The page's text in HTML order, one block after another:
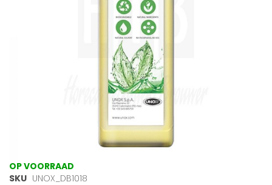
Ga
naar
OP VOORRAAD
SKU UNOX_DB1018